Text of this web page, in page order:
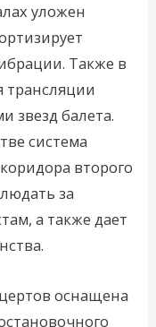
уложен
Также в
трансляции
звезд балета.
система
второго
за
а также дает
оснащена